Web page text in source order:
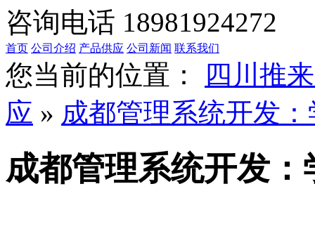
咨询电话 18981924272
首页 公司介绍 产品供应 公司新闻 联系我们
您当前的位置：
四川推
应 » 成都管理系统开发
成都管理系统开发